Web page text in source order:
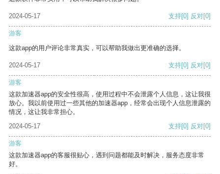
2024-05-17 支持[0] 反对[0]
游客
这款app的用户评论非常真实，可以帮助我做出更准确的选择。
2024-05-17 支持[0] 反对[0]
游客
这款加速器app的安全性很高，使用过程中不会泄露个人信息，这让我很
放心。我以前使用过一些其他的加速器app，经常会出现个人信息泄露的
情况，这让我非常担心。
2024-05-17
支持[0] 反对[0]
游客
这款加速器app的客服很贴心，遇到问题都能及时解决，服务态度非常
好。